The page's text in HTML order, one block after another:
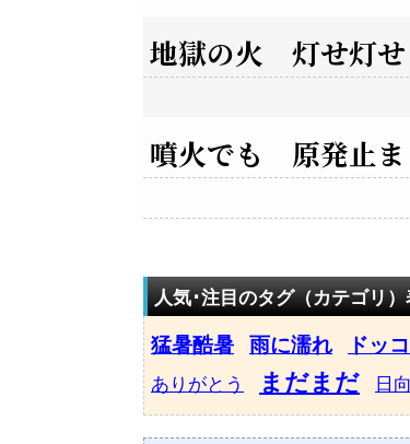
地獄の火 灯せ灯
噴火でも 原発止
人気･注目のタグ（カテゴリ）
猛暑酷暑 雨に濡れ ドッ
ありがとう
まだまだ 日